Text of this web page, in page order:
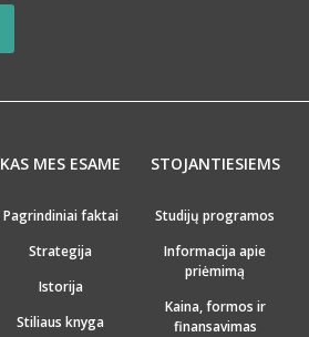
KAS MES ESAME
Pagrindiniai faktai
Strategija
Istorija
Stiliaus knyga
STOJANTIESIEMS
Studijų programos
Informacija apie
priėmimą
Kaina, formos ir
finansavimas